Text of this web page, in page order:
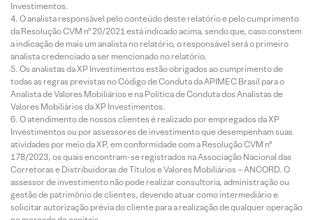
Investimentos.
O analista responsável pelo conteúdo deste relatório e pelo cumprimento
da Resolução CVM nº 20/2021 está indicado acima, sendo que, caso constem
a indicação de mais um analista no relatório, o responsável será o primeiro
analista credenciado a ser mencionado no relatório.
Os analistas da XP Investimentos estão obrigados ao cumprimento de
todas as regras previstas no Código de Conduta da APIMEC Brasil para o
Analista de Valores Mobiliários e na Política de Conduta dos Analistas de
Valores Mobiliários da XP Investimentos.
O atendimento de nossos clientes é realizado por empregados da XP
Investimentos ou por assessores de investimento que desempenham suas
atividades por meio da XP, em conformidade com a Resolução CVM nº
178/2023, os quais encontram-se registrados na Associação Nacional das
Corretoras e Distribuidoras de Títulos e Valores Mobiliários – ANCORD. O
assessor de investimento não pode realizar consultoria, administração ou
gestão de patrimônio de clientes, devendo atuar como intermediário e
solicitar autorização prévia do cliente para a realização de qualquer operação